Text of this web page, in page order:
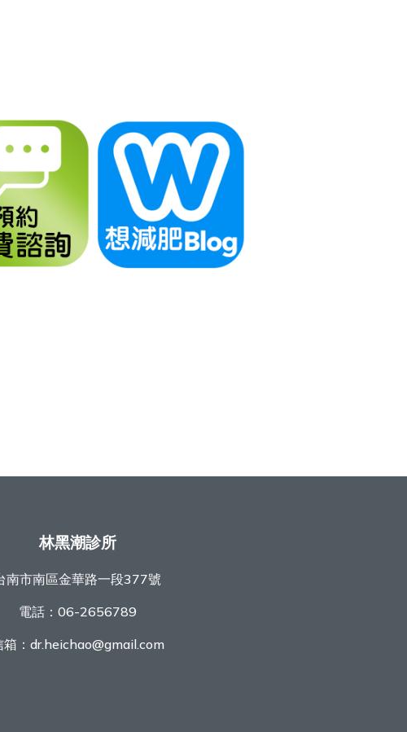
林黑潮診所
南市南區金華路一段377號
電話： 06-2656789
： dr.heichao@gmail.com